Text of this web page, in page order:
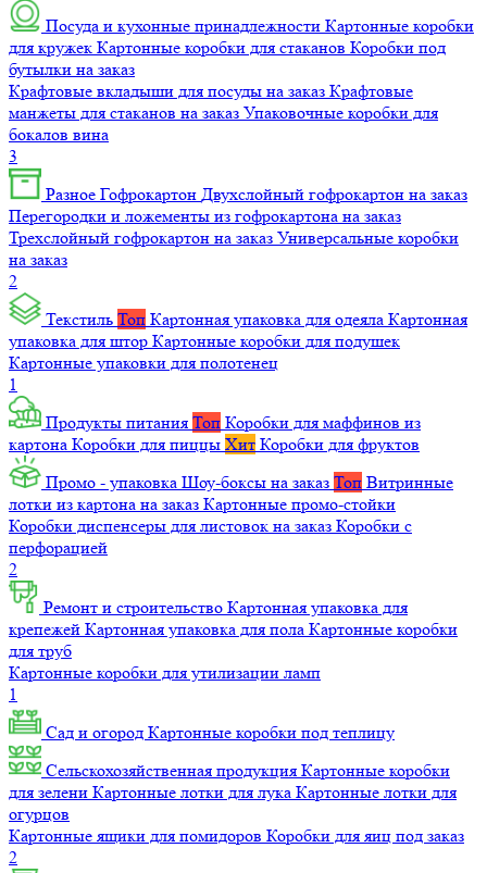
Посуда и кухонные принадлежности Картонные коробки
для кружек Картонные коробки для стаканов Коробки под
бутылки на заказ
Крафтовые вкладыши для посуды на заказ Крафтовые
манжеты для стаканов на заказ Упаковочные коробки для
бокалов вина
3
Разное Гофрокартон Двухслойный гофрокартон на заказ
Перегородки и ложементы из гофрокартона на заказ
Трехслойный гофрокартон на заказ Универсальные коробки
на заказ
2
Текстиль Топ Картонная упаковка для одеяла Картонная
упаковка для штор Картонные коробки для подушек
Картонные упаковки для полотенец
1
Продукты питания Топ Коробки для маффинов из
картона Коробки для пиццы Хит Коробки для фруктов
Промо - упаковка Шоу-боксы на заказ Топ Витринные
лотки из картона на заказ Картонные промо-стойки
Коробки диспенсеры для листовок на заказ Коробки с
перфорацией
2
Ремонт и строительство Картонная упаковка для
крепежей Картонная упаковка для пола Картонные коробки
для труб
Картонные коробки для утилизации ламп
1
Сад и огород Картонные коробки под теплицу
Сельскохозяйственная продукция Картонные коробки
для зелени Картонные лотки для лука Картонные лотки для
огурцов
Картонные ящики для помидоров Коробки для яиц под заказ
2